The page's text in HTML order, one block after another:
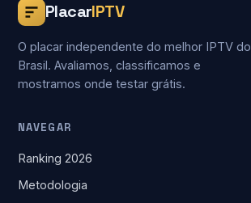
PlacarIPTV
O placar independente do melhor IPTV do
Brasil. Avaliamos, classificamos e
mostramos onde testar grátis.
NAVEGAR
Ranking 2026
Metodologia